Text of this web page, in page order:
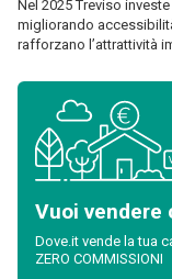
Nel 2025 Treviso
migliorando
rafforzano l’attrattività
Vuoi vendere
Dove.it vende la tua
ZERO COMMISSIONI